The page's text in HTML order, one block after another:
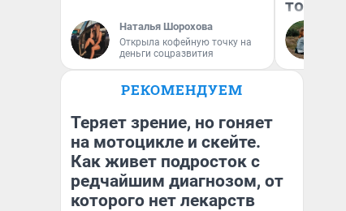
Наталья Шорохова
Открыла кофейную точку на
деньги соцразвития
того
РЕКОМЕНДУЕМ
Теряет зрение, но гоняет
на мотоцикле и скейте.
Как живет подросток с
редчайшим диагнозом, от
которого нет лекарств